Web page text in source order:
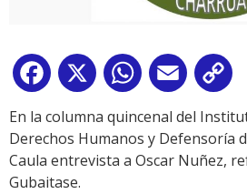
Facebook
X WhatsApp
Email
En la columna quincenal del
Derechos Humanos y Defensoría
Caula entrevista a Oscar Nuñez,
Gubaitase.